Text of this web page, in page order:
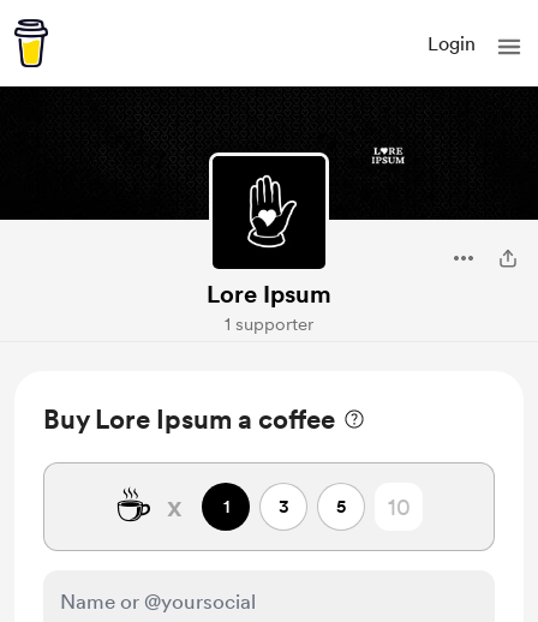
Login
Lore Ipsum
1 supporter
Buy Lore Ipsum a coffee
☕ x 1 3 5